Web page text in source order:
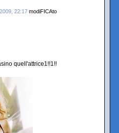
22:17 modiFICAto
quell'attrice1!!1!!